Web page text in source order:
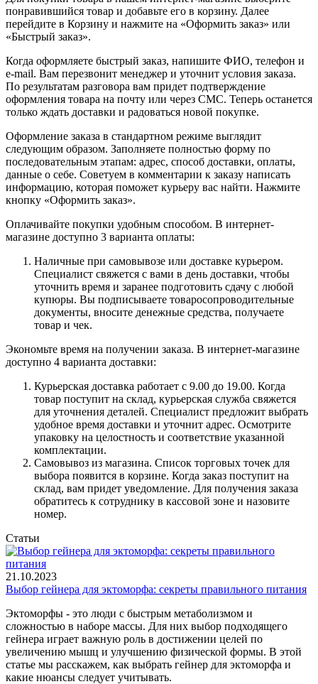
понравившийся товар и добавьте его в корзину. Далее
перейдите в Корзину и нажмите на «Оформить заказ» или
«Быстрый заказ».
Когда оформляете быстрый заказ, напишите ФИО, телефон и
e-mail. Вам перезвонит менеджер и уточнит условия заказа.
По результатам разговора вам придет подтверждение
оформления товара на почту или через СМС. Теперь останется
только ждать доставки и радоваться новой покупке.
Оформление заказа в стандартном режиме выглядит
следующим образом. Заполняете полностью форму по
последовательным этапам: адрес, способ доставки, оплаты,
данные о себе. Советуем в комментарии к заказу написать
информацию, которая поможет курьеру вас найти. Нажмите
кнопку «Оформить заказ».
Оплачивайте покупки удобным способом. В интернет-
магазине доступно 3 варианта оплаты:
Наличные при самовывозе или доставке курьером.
Специалист свяжется с вами в день доставки, чтобы
уточнить время и заранее подготовить сдачу с любой
купюры. Вы подписываете товаросопроводительные
документы, вносите денежные средства, получаете
товар и чек.
Экономьте время на получении заказа. В интернет-магазине
доступно 4 варианта доставки:
Курьерская доставка работает с 9.00 до 19.00. Когда
товар поступит на склад, курьерская служба свяжется
для уточнения деталей. Специалист предложит выбрать
удобное время доставки и уточнит адрес. Осмотрите
упаковку на целостность и соответствие указанной
комплектации.
Самовывоз из магазина. Список торговых точек для
выбора появится в корзине. Когда заказ поступит на
склад, вам придет уведомление. Для получения заказа
обратитесь к сотруднику в кассовой зоне и назовите
номер.
Статьи
21.10.2023
Выбор гейнера для эктоморфа: секреты правильного питания
Эктоморфы - это люди с быстрым метаболизмом и
сложностью в наборе массы. Для них выбор подходящего
гейнера играет важную роль в достижении целей по
увеличению мышц и улучшению физической формы. В этой
статье мы расскажем, как выбрать гейнер для эктоморфа и
какие нюансы следует учитывать.